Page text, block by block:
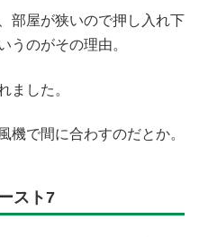
部屋が狭いので押し入れ下
うのがその理由。
ました。
機で間に合わすのだとか。
スト7